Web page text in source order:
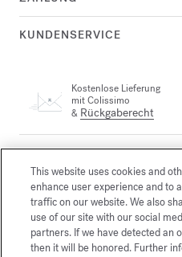
KUNDENSERVICE
Kostenlose Lieferung
mit Colissimo
& Rückgaberecht
(0)1 72 95 09 89
bis Freitag von 10:00 bis
Gesicherte Zahlung
This website uses cookies and
enhance user experience and to
traffic on our website. We also
use of our site with our social
partners. If we have detected an
then it will be honored. Further